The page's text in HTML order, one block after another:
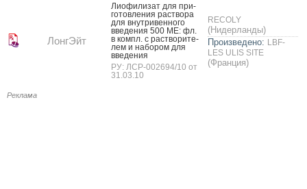
ЛонгЭйт
Ли­офи­лизат для при­
готов­ле­ния рас­тво­ра
для внут­ри­вен­но­го
вве­дения 500 МЕ: фл.
в компл. с рас­тво­рите­
лем и на­бором для
вве­дения
РУ: ЛСР-002694/10 от
31.03.10
RECOLY
(Нидерланды)
Произведено: LBF-
LES ULIS SITE
(Франция)
Реклама